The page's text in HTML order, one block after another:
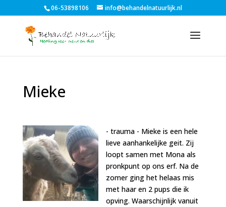
06-53898106 info@behandelnatuurlijk.nl
Mieke
- trauma - Mieke is een hele
lieve aanhankelijke geit. Zij
loopt samen met Mona als
pronkpunt op ons erf. Na de
zomer ging het helaas mis
met haar en 2 pups die ik
opving. Waarschijnlijk vanuit